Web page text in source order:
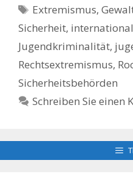
Schlagwörter
Extremismus,
Sicherheit,
Jugendkriminalität,
Rechtsextremismus,
Sicherheitsbehörden
Schreiben Sie einen